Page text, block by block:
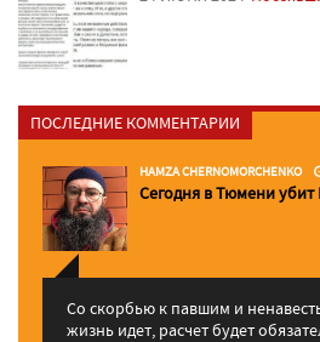
ПОСЛЕДНИЕ КОММЕНТАРИИ
HAMZA CHERNOMORCHENKO
Сегодня в Тюмени
Со скорбью к павшим и
жизнь идет, расчет будет